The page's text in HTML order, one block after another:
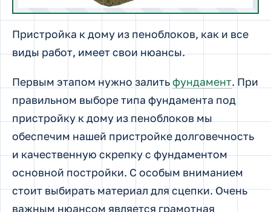
Пристройка к дому из пеноблоков, как и все
виды работ, имеет свои нюансы.
Первым этапом нужно залитьфундамент. При
правильном выборе типа фундамента под
пристройку к дому из пеноблоков мы
обеспечим нашей пристройке долговечность
и качественную скрепку с фундаментом
основной постройки. С особым вниманием
стоит выбирать материал для сцепки. Очень
важным нюансом является грамотная